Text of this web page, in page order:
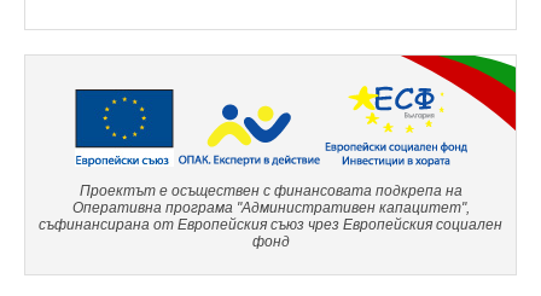
Проектът е осъществен с финансовата подкрепа на
Оперативна програма "Административен капацитет",
съфинансирана от Европейския съюз чрез Европейския социален
фонд